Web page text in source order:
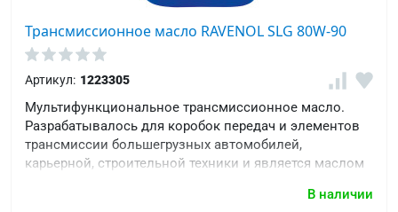
Трансмиссионное масло RAVENOL SLG 80W-90
Артикул: 1223305
Мультифункциональное трансмиссионное масло.
Разрабатывалось для коробок передач и элементов
трансмиссии большегрузных автомобилей,
карьерной, строительной техники и является маслом
В наличии